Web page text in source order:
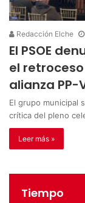
Redacción Elche
El PSOE
el
alianza PP-
El grupo municipal
crítica del pleno
Leer más »
Tiempo